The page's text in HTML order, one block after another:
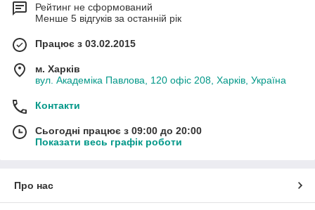
Рейтинг не сформований
Менше 5 відгуків за останній рік
Працює з 03.02.2015
м. Харків
вул. Академіка Павлова, 120 офіс 208, Харків, Україна
Контакти
Сьогодні працює з 09:00 до 20:00
Показати весь графік роботи
Про нас